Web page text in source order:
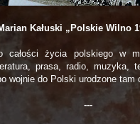
Kałuski „Polskie Wilno
całości życia polskiego w
prasa, radio, muzyka,
wojnie do Polski urodzone
---